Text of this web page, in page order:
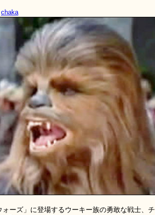
chaka
ーズ」に登場するウーキー族の勇敢な戦士、